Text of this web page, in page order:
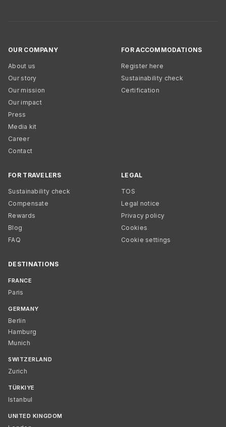
OUR COMPANY
About us
Our story
Our mission
Our impact
Press
Media kit
Career
Contact
FOR ACCOMMODATIONS
Register here
Sustainability check
Certification
FOR TRAVELERS
Sustainability check
Compensate
Rewards
Blog
FAQ
LEGAL
TOS
Legal notice
Privacy policy
Cookies
Cookie settings
DESTINATIONS
FRANCE
Paris
GERMANY
Berlin
Hamburg
Munich
SWITZERLAND
Zurich
TÜRKIYE
Istanbul
UNITED KINGDOM